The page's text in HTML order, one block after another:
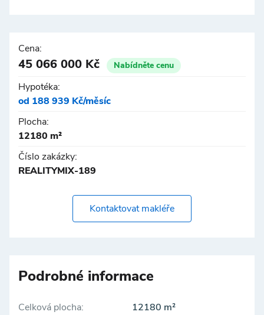
budoucí haly.
Cena za celek je 45.066.000,-Kč k jednaní.
Více informací Vám rádi poskytneme na vyžádaní.
Cena:
45 066 000 Kč Nabídněte cenu
Hypotéka:
od 188 939 Kč/měsíc
Plocha:
12180 m²
Číslo zakázky:
REALITYMIX-189
Kontaktovat makléře
Podrobné informace
Celková plocha: 12180 m²